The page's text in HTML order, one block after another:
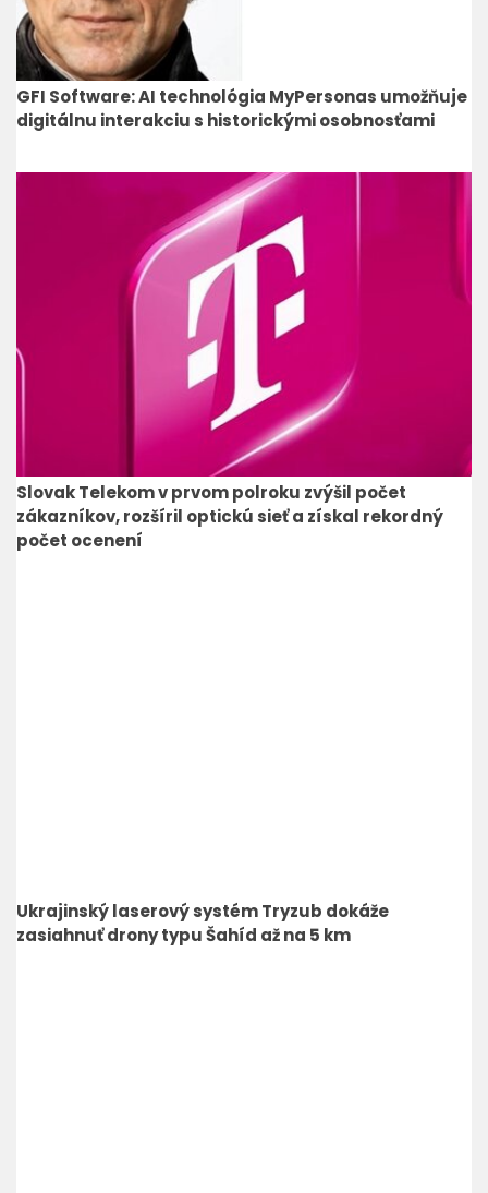
GFI Software: AI technológia MyPersonas umožňuje
digitálnu interakciu s historickými osobnosťami
Slovak Telekom v prvom polroku zvýšil počet
zákazníkov, rozšíril optickú sieť a získal rekordný
počet ocenení
Ukrajinský laserový systém Tryzub dokáže
zasiahnuť drony typu Šahíd až na 5 km